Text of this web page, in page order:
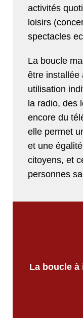
activités
loisirs
spectacles
La boucle
être installée
utilisation
la radio, des
encore du
elle permet
et une
citoyens, et
personnes
La boucle